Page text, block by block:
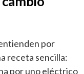
por
receta sencilla:
por uno eléctrico